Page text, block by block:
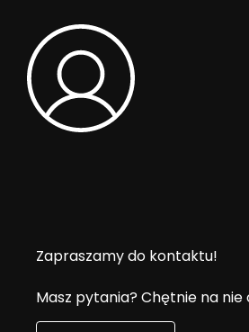
Zapraszamy do kontaktu!
Masz pytania? Chętnie na